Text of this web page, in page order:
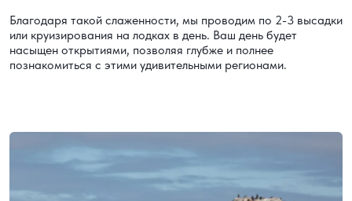
Благодаря такой слаженности, мы проводим по 2-3 высадки
или круизирования на лодках в день. Ваш день будет
насыщен открытиями, позволяя глубже и полнее
познакомиться с этими удивительными регионами.